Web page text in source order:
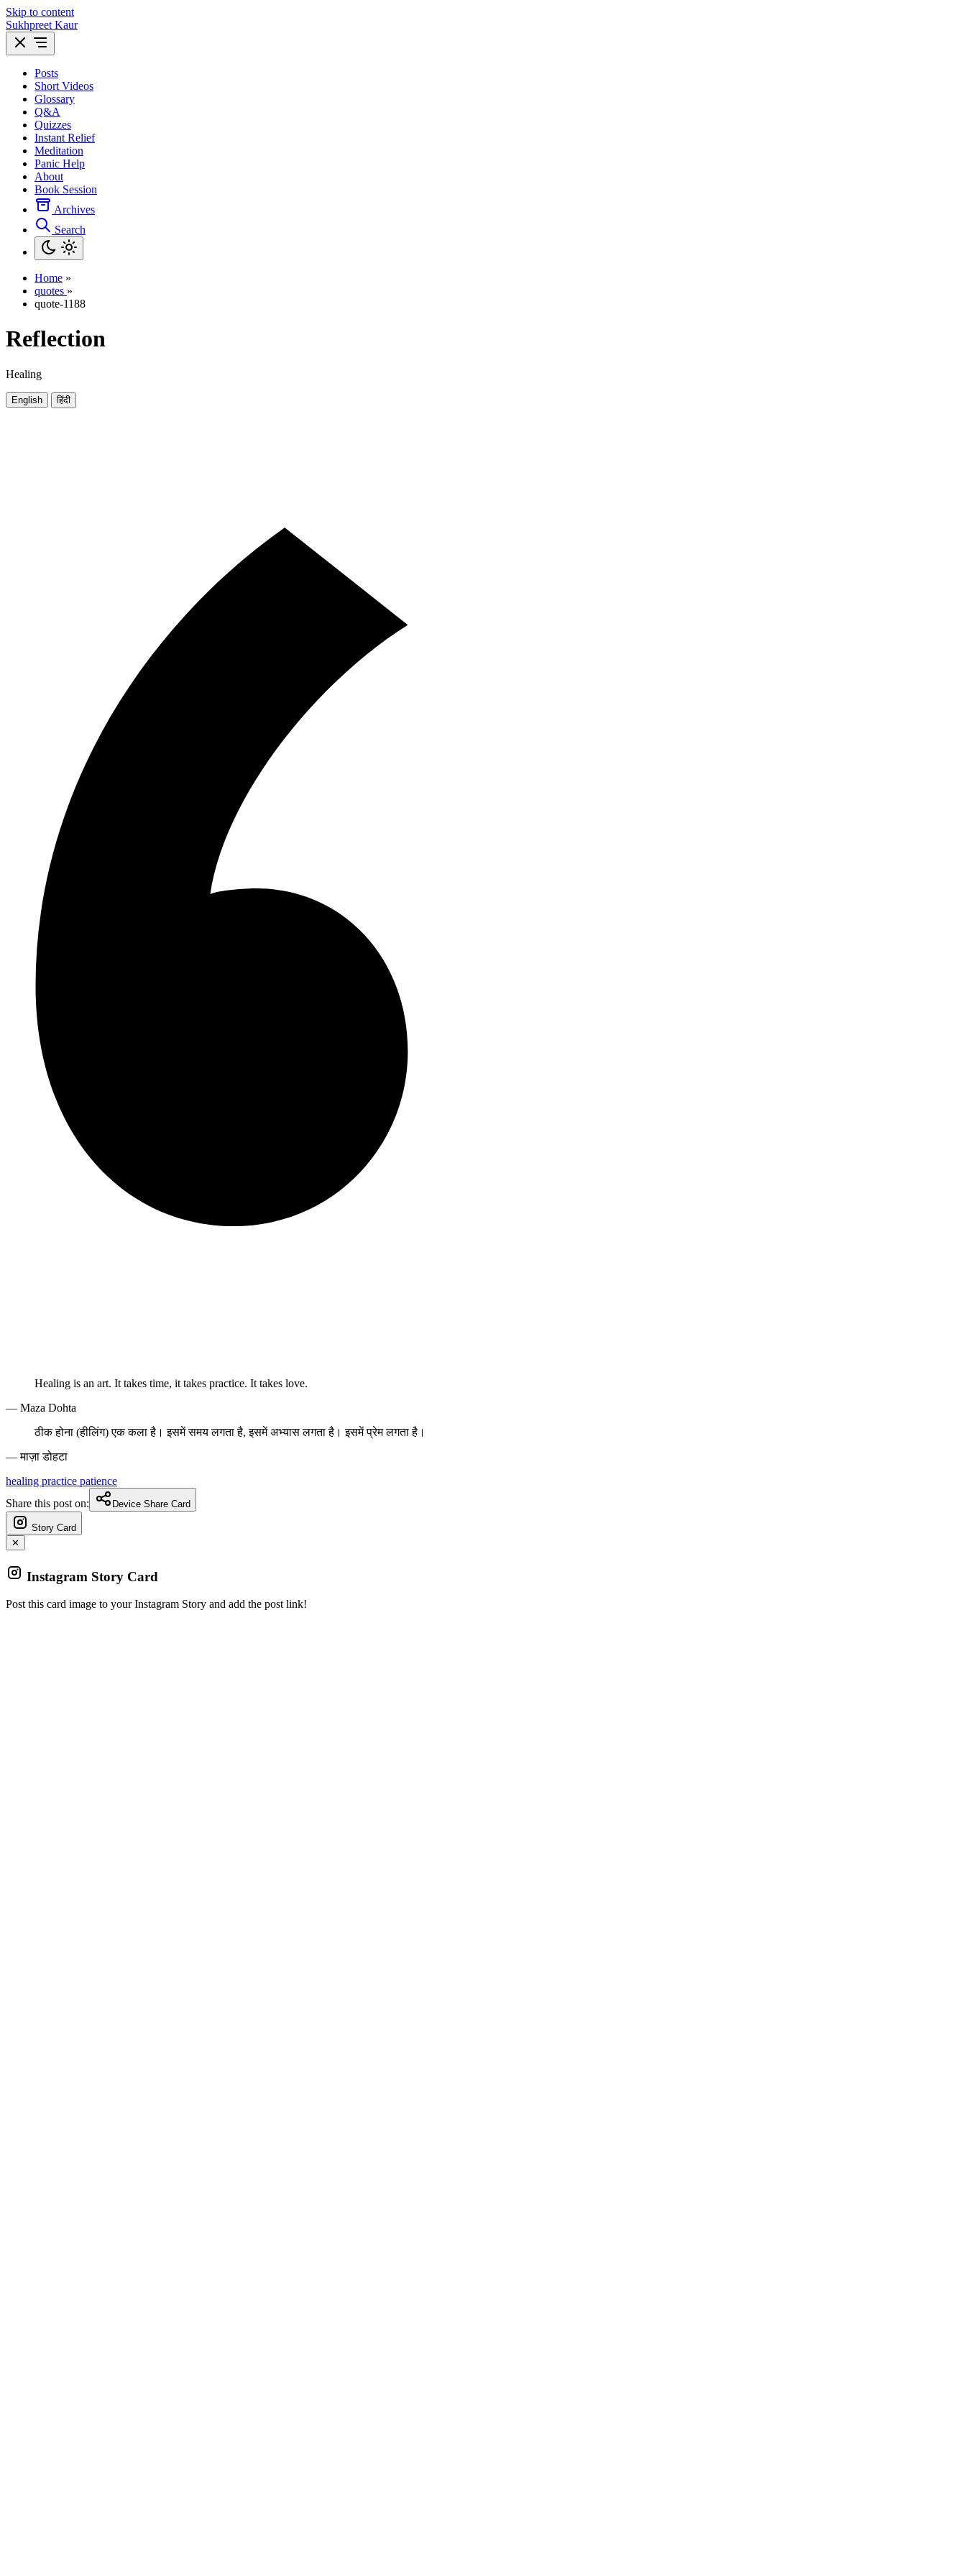
Skip to content
Sukhpreet Kaur
Posts
Short Videos
Glossary
Q&A
Quizzes
Instant Relief
Meditation
Panic Help
About
Book Session
Archives
Search
Home »
quotes »
quote-1188
Reflection
Healing
English हिंदी
Healing is an art. It takes time, it takes practice. It takes love.
— Maza Dohta
ठीक होना (हीलिंग) एक कला है। इसमें समय लगता है, इसमें अभ्यास लगता है। इसमें प्रेम लगता है।
— माज़ा डोहटा
healing practice patience
Share this post on:
Device Share Card
Story Card
✕
Instagram Story Card
Post this card image to your Instagram Story and add the post link!